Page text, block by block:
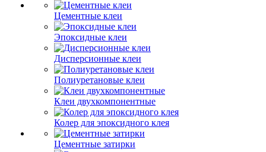
Цементные клеи
Эпоксидные клеи
Дисперсионные клеи
Полиуретановые клеи
Клеи двухкомпонентные
Колер для эпоксидного клея
Цементные затирки